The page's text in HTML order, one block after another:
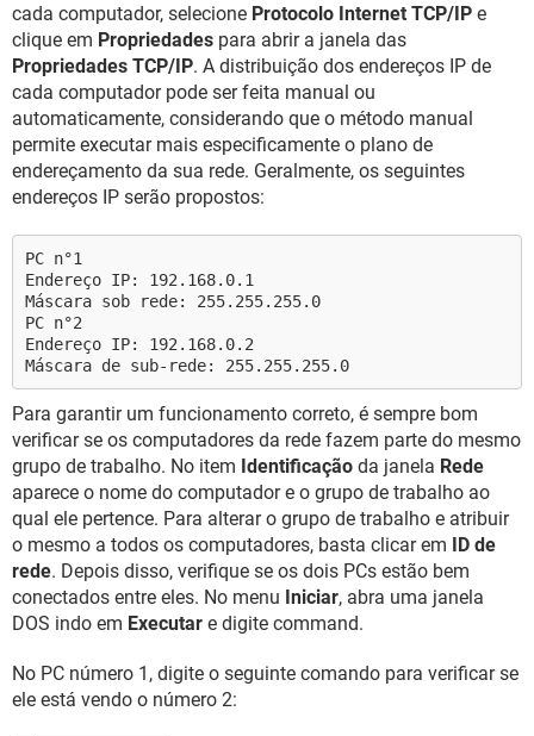
cada computador, selecione Protocolo Internet TCP/IP e
clique em Propriedades para abrir a janela das
Propriedades TCP/IP. A distribuição dos endereços IP de
cada computador pode ser feita manual ou
automaticamente, considerando que o método manual
permite executar mais especificamente o plano de
endereçamento da sua rede. Geralmente, os seguintes
endereços IP serão propostos:
PC n°1
Endereço IP: 192.168.0.1
Máscara sob rede: 255.255.255.0
PC n°2
Endereço IP: 192.168.0.2
Máscara de sub-rede: 255.255.255.0
Para garantir um funcionamento correto, é sempre bom
verificar se os computadores da rede fazem parte do mesmo
grupo de trabalho. No item Identificação da janela Rede
aparece o nome do computador e o grupo de trabalho ao
qual ele pertence. Para alterar o grupo de trabalho e atribuir
o mesmo a todos os computadores, basta clicar em ID de
rede. Depois disso, verifique se os dois PCs estão bem
conectados entre eles. No menu Iniciar, abra uma janela
DOS indo em Executar e digite command.
No PC número 1, digite o seguinte comando para verificar se
ele está vendo o número 2: